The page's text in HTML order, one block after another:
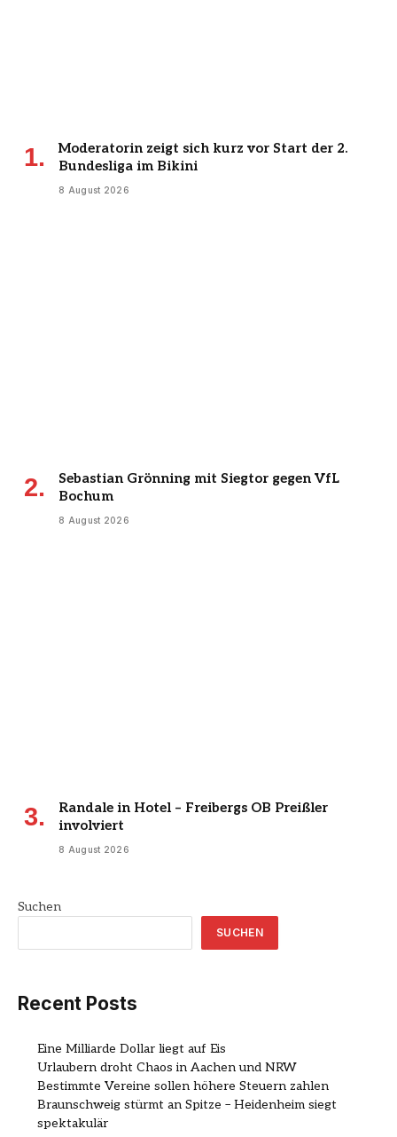
Moderatorin zeigt sich kurz vor Start der 2.
Bundesliga im Bikini
8 August 2026
Sebastian Grönning mit Siegtor gegen VfL
Bochum
8 August 2026
Randale in Hotel – Freibergs OB Preißler
involviert
8 August 2026
Suchen
SUCHEN
Recent Posts
Eine Milliarde Dollar liegt auf Eis
Urlaubern droht Chaos in Aachen und NRW
Bestimmte Vereine sollen höhere Steuern zahlen
Braunschweig stürmt an Spitze – Heidenheim siegt
spektakulär